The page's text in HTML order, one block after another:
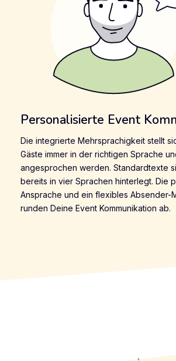
Personalisierte Event
Die integrierte Mehrsprachigkeit stellt
Gäste immer in der richtigen Sprache
angesprochen werden. Standardtexte
bereits in vier Sprachen hinterlegt. Die
Ansprache und ein flexibles Absender-
runden Deine Event Kommunikation ab.